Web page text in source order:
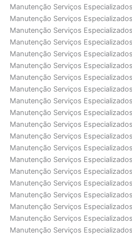
Manutenção Serviços
Manutenção Serviços
Manutenção Serviços
Manutenção Serviços
Manutenção Serviços
Manutenção Serviços
Manutenção Serviços
Manutenção Serviços
Manutenção Serviços
Manutenção Serviços
Manutenção Serviços
Manutenção Serviços
Manutenção Serviços
Manutenção Serviços
Manutenção Serviços
Manutenção Serviços
Manutenção Serviços
Manutenção Serviços
Manutenção Serviços
Manutenção Serviços